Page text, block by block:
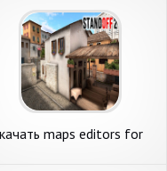
maps editors for